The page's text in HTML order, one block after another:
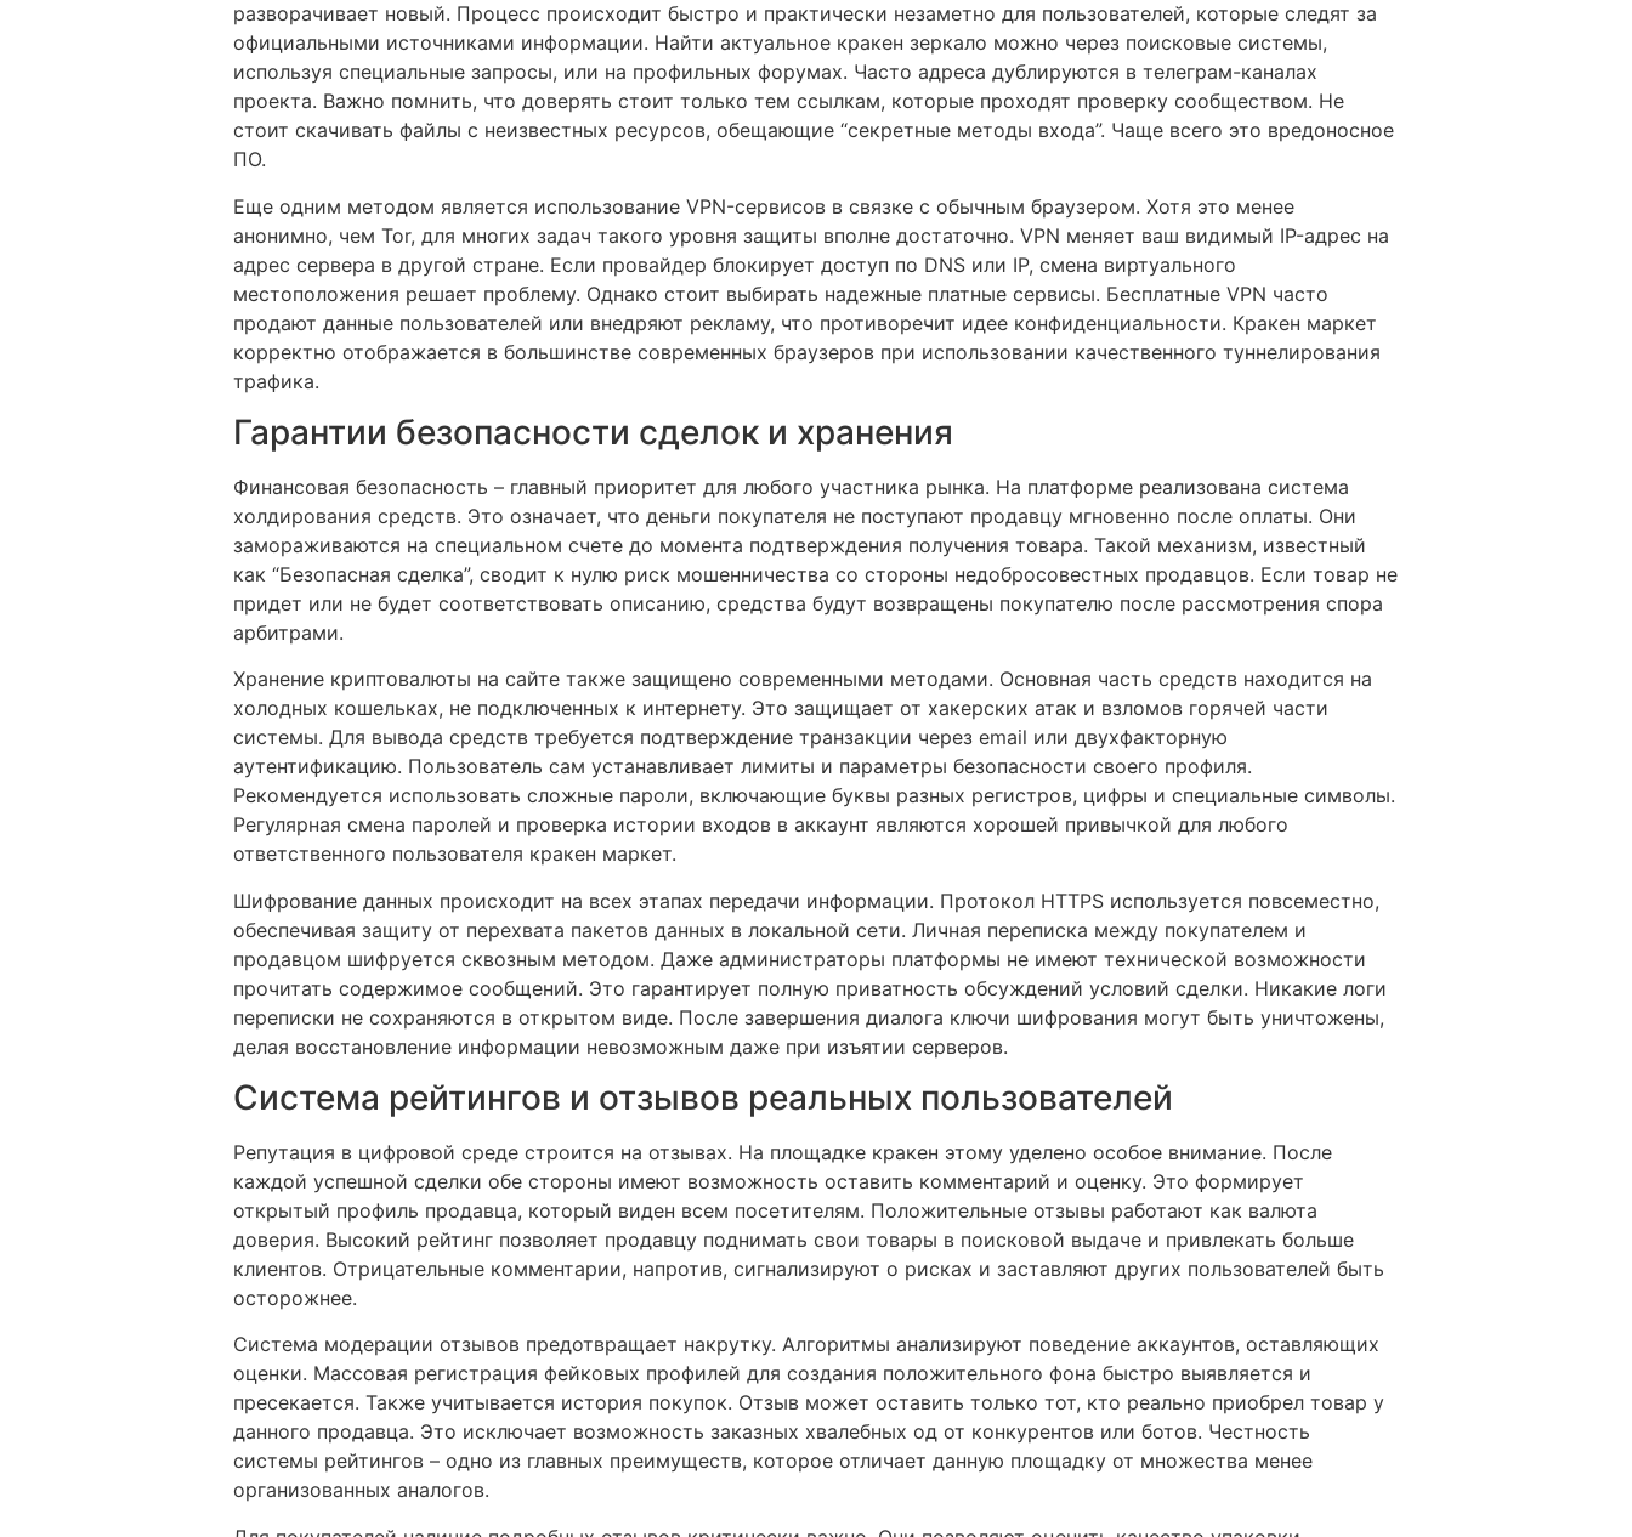
разворачивает новый. Процесс происходит быстро и практически незаметно для пользователей, которые следят за
официальными источниками информации. Найти актуальное кракен зеркало можно через поисковые системы,
используя специальные запросы, или на профильных форумах. Часто адреса дублируются в телеграм-каналах
проекта. Важно помнить, что доверять стоит только тем ссылкам, которые проходят проверку сообществом. Не
стоит скачивать файлы с неизвестных ресурсов, обещающие “секретные методы входа”. Чаще всего это вредоносное
ПО.
Еще одним методом является использование VPN-сервисов в связке с обычным браузером. Хотя это менее
анонимно, чем Tor, для многих задач такого уровня защиты вполне достаточно. VPN меняет ваш видимый IP-адрес на
адрес сервера в другой стране. Если провайдер блокирует доступ по DNS или IP, смена виртуального
местоположения решает проблему. Однако стоит выбирать надежные платные сервисы. Бесплатные VPN часто
продают данные пользователей или внедряют рекламу, что противоречит идее конфиденциальности. Кракен маркет
корректно отображается в большинстве современных браузеров при использовании качественного туннелирования
трафика.
Гарантии безопасности сделок и хранения
Финансовая безопасность – главный приоритет для любого участника рынка. На платформе реализована система
холдирования средств. Это означает, что деньги покупателя не поступают продавцу мгновенно после оплаты. Они
замораживаются на специальном счете до момента подтверждения получения товара. Такой механизм, известный
как “Безопасная сделка”, сводит к нулю риск мошенничества со стороны недобросовестных продавцов. Если товар не
придет или не будет соответствовать описанию, средства будут возвращены покупателю после рассмотрения спора
арбитрами.
Хранение криптовалюты на сайте также защищено современными методами. Основная часть средств находится на
холодных кошельках, не подключенных к интернету. Это защищает от хакерских атак и взломов горячей части
системы. Для вывода средств требуется подтверждение транзакции через email или двухфакторную
аутентификацию. Пользователь сам устанавливает лимиты и параметры безопасности своего профиля.
Рекомендуется использовать сложные пароли, включающие буквы разных регистров, цифры и специальные символы.
Регулярная смена паролей и проверка истории входов в аккаунт являются хорошей привычкой для любого
ответственного пользователя кракен маркет.
Шифрование данных происходит на всех этапах передачи информации. Протокол HTTPS используется повсеместно,
обеспечивая защиту от перехвата пакетов данных в локальной сети. Личная переписка между покупателем и
продавцом шифруется сквозным методом. Даже администраторы платформы не имеют технической возможности
прочитать содержимое сообщений. Это гарантирует полную приватность обсуждений условий сделки. Никакие логи
переписки не сохраняются в открытом виде. После завершения диалога ключи шифрования могут быть уничтожены,
делая восстановление информации невозможным даже при изъятии серверов.
Система рейтингов и отзывов реальных пользователей
Репутация в цифровой среде строится на отзывах. На площадке кракен этому уделено особое внимание. После
каждой успешной сделки обе стороны имеют возможность оставить комментарий и оценку. Это формирует
открытый профиль продавца, который виден всем посетителям. Положительные отзывы работают как валюта
доверия. Высокий рейтинг позволяет продавцу поднимать свои товары в поисковой выдаче и привлекать больше
клиентов. Отрицательные комментарии, напротив, сигнализируют о рисках и заставляют других пользователей быть
осторожнее.
Система модерации отзывов предотвращает накрутку. Алгоритмы анализируют поведение аккаунтов, оставляющих
оценки. Массовая регистрация фейковых профилей для создания положительного фона быстро выявляется и
пресекается. Также учитывается история покупок. Отзыв может оставить только тот, кто реально приобрел товар у
данного продавца. Это исключает возможность заказных хвалебных од от конкурентов или ботов. Честность
системы рейтингов – одно из главных преимуществ, которое отличает данную площадку от множества менее
организованных аналогов.